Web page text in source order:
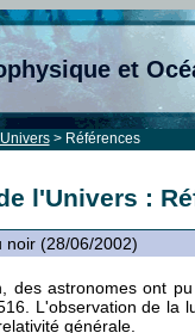
et
> Références
l'Univers :
noir (28/06/2002)
des astronomes ont
L'observation de la
générale.